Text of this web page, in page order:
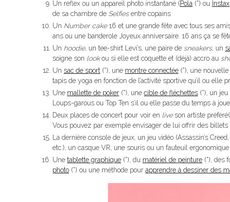
Un reflex ou un appareil photo instantané (Pola (*) ou Instax
de sa chambre de Selfiesentre copains
Un Number cake16 et une grande fête avec tous ses
ans ou une banderole Joyeux anniversaire. 16 ans ça se
Un hoodie, un tee-shirt Levi’s, une paire de sneakers, un
soigne son lookou si elle est coquette et (déjà) accro au
Un sac de sport (*), une montre connectée (*), une
tapis de yoga en fonction de l’activité sportive qu’il ou elle
Une mallette de poker (*), une cible de fléchettes (*), un
Loups-garous ou Top Ten s’il ou elle passe du temps à
Deux places de concert pour voir en liveson artiste
Vous pouvez par exemple envisager de lui offrir des
La dernière console de jeux, un jeu vidéo (Assassin’s
etc.), un casque VR, une souris ou un fauteuil ergonomique
Une tablette graphique (*), du matériel de peinture (*), des
photo (*) ou une méthode pour apprendre à dessiner des